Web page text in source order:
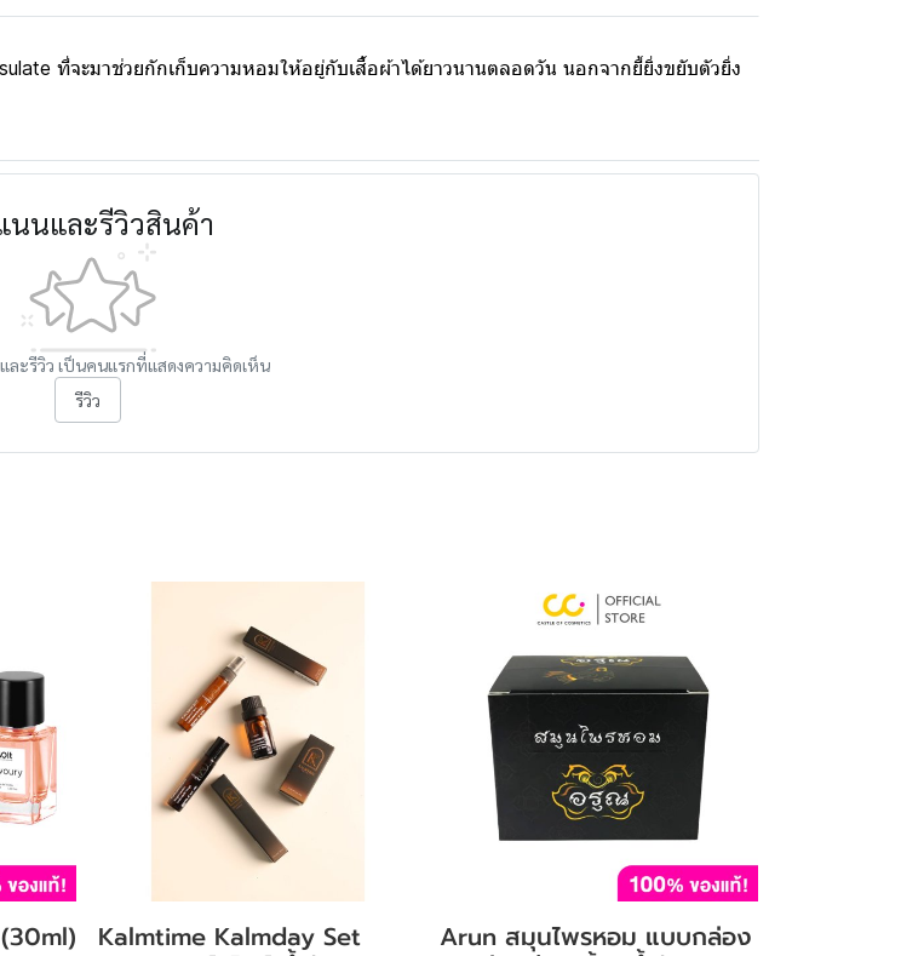
ที่จะมาช่วยกักเก็บความหอมให้อยู่กับเสื้อผ้าได้ยาวนานตลอดวัน นอกจากยี้ยิ่งขยับตัวยิ่ง
นนและรีวิวสินค้า
ละรีวิว เป็นคนแรกที่แสดงความคิดเห็น
รีวิว
Kalmtime Kalmday Set
Arun สมุนไพรหอม แบบกล่อง